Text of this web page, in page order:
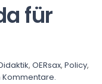
für
, OERsax, Policy,
Kommentare.